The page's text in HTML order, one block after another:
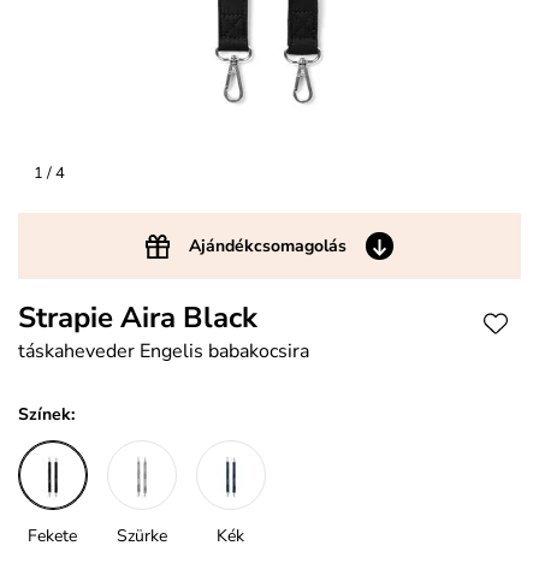
1/ 4
Ajándékcsomagolás
Strapie Aira Black
táskaheveder Engelis babakocsira
Színek:
Fekete Szürke Kék